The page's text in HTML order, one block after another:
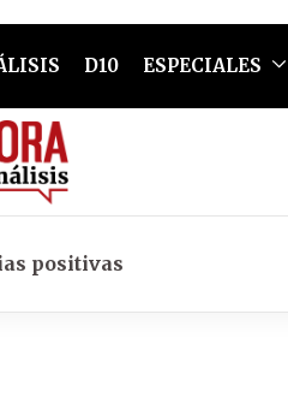
D10 ESPECIALES
positivas